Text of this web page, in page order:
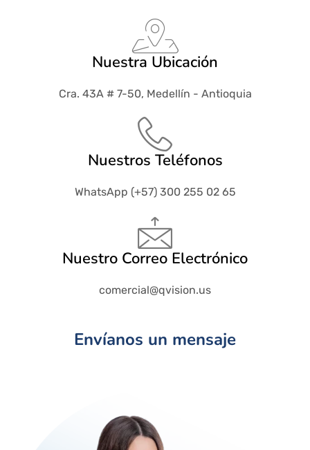
Nuestra Ubicación
Cra. 43A # 7-50, Medellín - Antioquia
Nuestros Teléfonos
WhatsApp (+57) 300 255 02 65
Nuestro Correo Electrónico
comercial@qvision.us
Envíanos un mensaje